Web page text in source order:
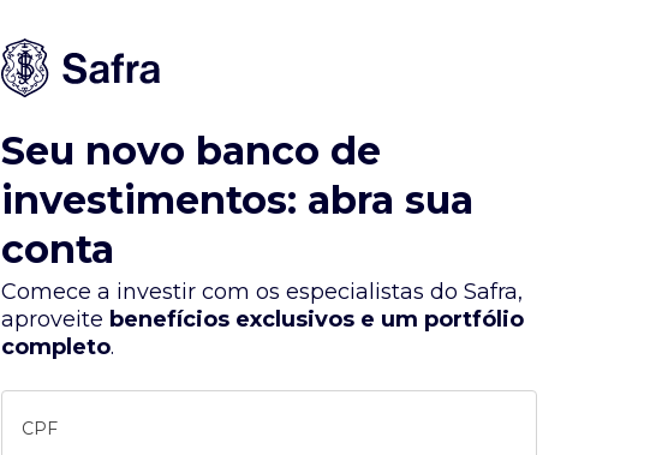
Seu novo banco de
investimentos: abra sua
conta
Comece a investir com os especialistas do Safra,
aproveite benefícios exclusivos e um portfólio
completo.
CPF